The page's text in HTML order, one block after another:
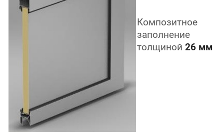
Композитное
заполнение
толщиной 26 мм